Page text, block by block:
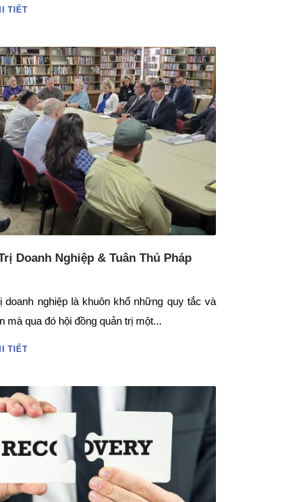
TIẾT
Doanh Nghiệp & Tuân Thủ Pháp
doanh nghiệp là khuôn khổ những quy tắc và
mà qua đó hội đồng quản trị một...
TIẾT